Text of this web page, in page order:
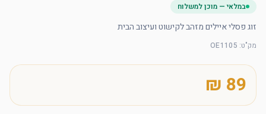
במלאי — מוכן למשלוח
זוג פסלי איילים מזהב לקישוט ועיצוב הבית
מק"ט:
OE1105